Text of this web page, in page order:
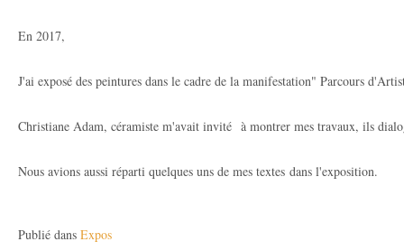
En 2017,
J'ai exposé des peintures dans le cadre de la manifestation" Parcours
Christiane Adam, céramiste m'avait invité à montrer mes travaux, ils
Nous avions aussi réparti quelques uns de mes textes dans l'exposition.
Publié dans Expos